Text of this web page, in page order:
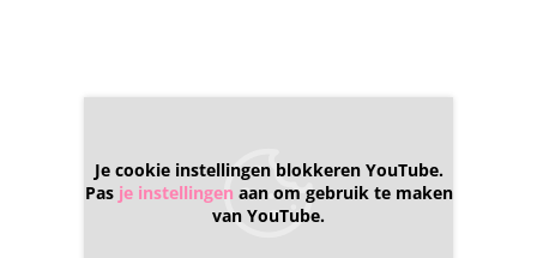
Je cookie instellingen blokkeren YouTube.
Pas je instellingen aan om gebruik te maken
van YouTube.